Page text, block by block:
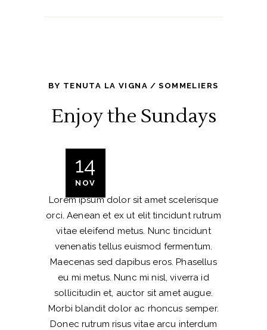
BY TENUTA LA VIGNA SOMMELIERS
Enjoy the Sundays
14
NOV
Lorem ipsum dolor sit amet scelerisque
orci. Aenean et ex ut elit tincidunt rutrum
vitae eleifend metus. Nunc tincidunt
venenatis tellus euismod fermentum.
Maecenas sed dapibus eros. Phasellus
eu mi metus. Nunc mi nisl, viverra id
sollicitudin et, auctor sit amet augue.
Morbi blandit dolor ac rhoncus semper.
Donec rutrum risus vitae arcu interdum